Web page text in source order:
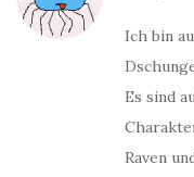
Ich bin
Es sind
Raven